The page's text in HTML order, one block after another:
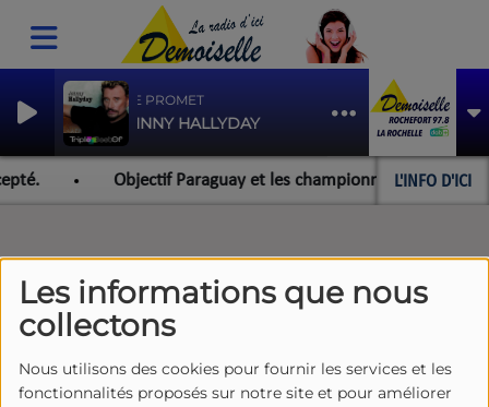
Les informations que nous
collectons
Nous utilisons des cookies pour fournir les services et les
fonctionnalités proposés sur notre site et pour améliorer
JE TE PROMET
JOHNNY HALLYDAY
L'INFO D'ICI
Objectif Paraguay et les championnats du